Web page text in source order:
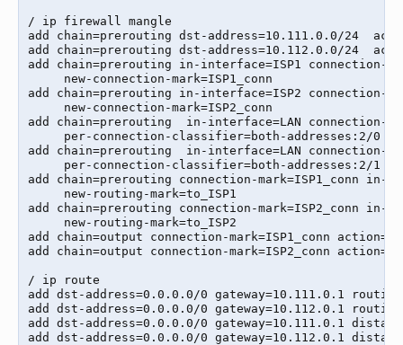
/ ip firewall mangle
add chain=prerouting dst-address=10.111.0.0/24
add chain=prerouting dst-address=10.112.0.0/24
add chain=prerouting in-interface=ISP1 connection-
     new-connection-mark=ISP1_conn
add chain=prerouting in-interface=ISP2 connection-
     new-connection-mark=ISP2_conn
add chain=prerouting  in-interface=LAN connection-
per-connection-classifier=both-addresses:2/0
add chain=prerouting  in-interface=LAN connection-
per-connection-classifier=both-addresses:2/1
add chain=prerouting connection-mark=ISP1_conn in-
     new-routing-mark=to_ISP1
add chain=prerouting connection-mark=ISP2_conn in-
     new-routing-mark=to_ISP2
add chain=output connection-mark=ISP1_conn
add chain=output connection-mark=ISP2_conn
/ ip route
add dst-address=0.0.0.0/0 gateway=10.111.0.1
add dst-address=0.0.0.0/0 gateway=10.112.0.1
add dst-address=0.0.0.0/0 gateway=10.111.0.1
add dst-address=0.0.0.0/0 gateway=10.112.0.1